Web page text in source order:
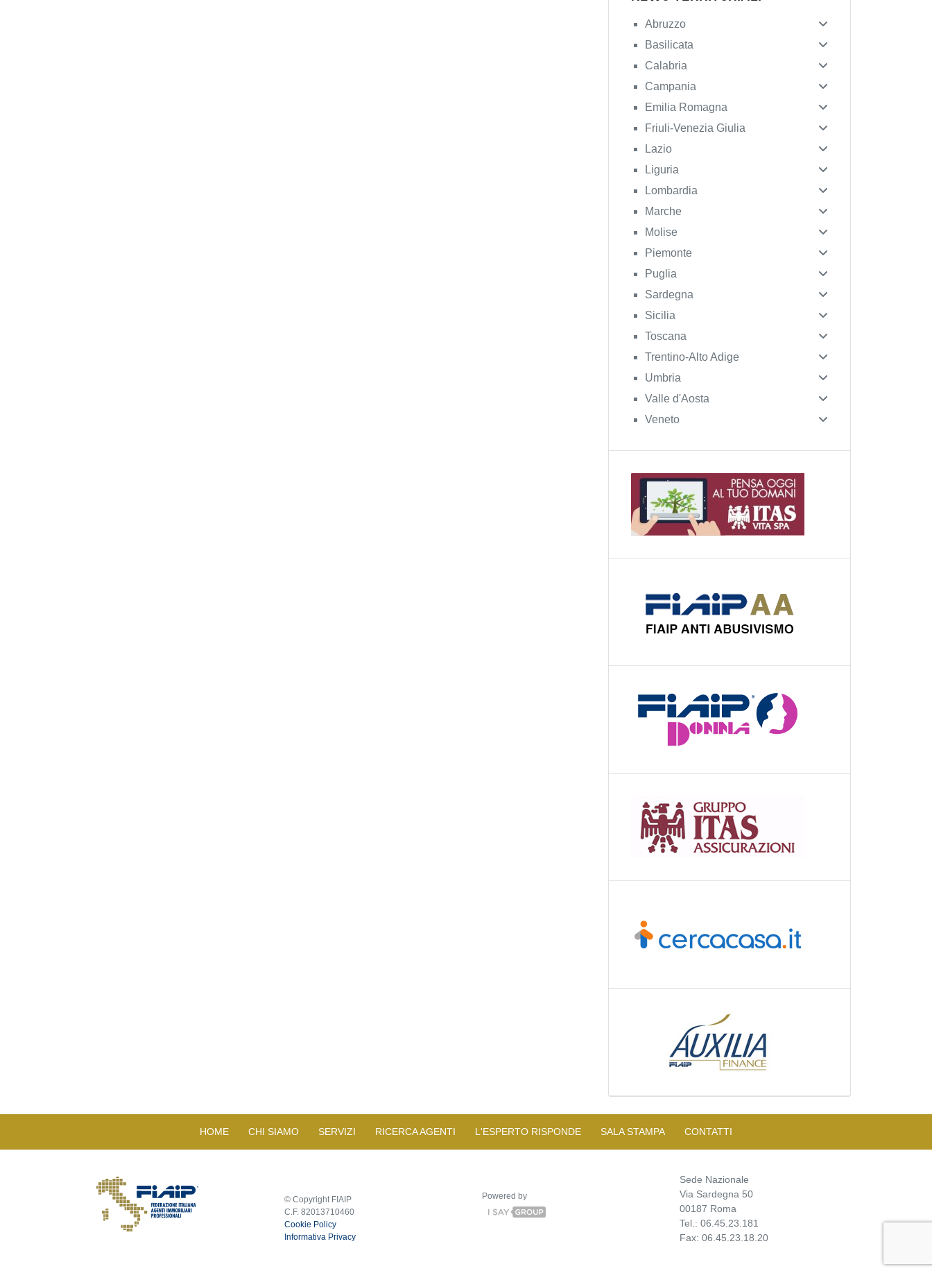
Abruzzo
Basilicata
Calabria
Campania
Emilia Romagna
Friuli-Venezia Giulia
Lazio
Liguria
Lombardia
Marche
Molise
Piemonte
Puglia
Sardegna
Sicilia
Toscana
Trentino-Alto Adige
Umbria
Valle d'Aosta
Veneto
HOME CHI SIAMO SERVIZI RICERCA AGENTI L'ESPERTO RISPONDE SALA STAMPA CONTATTI
© Copyright FIAIP
C.F. 82013710460
Cookie Policy
Informativa Privacy
Powered by
Sede Nazionale
Via Sardegna 50
00187 Roma
Tel.: 06.45.23.181
Fax: 06.45.23.18.20